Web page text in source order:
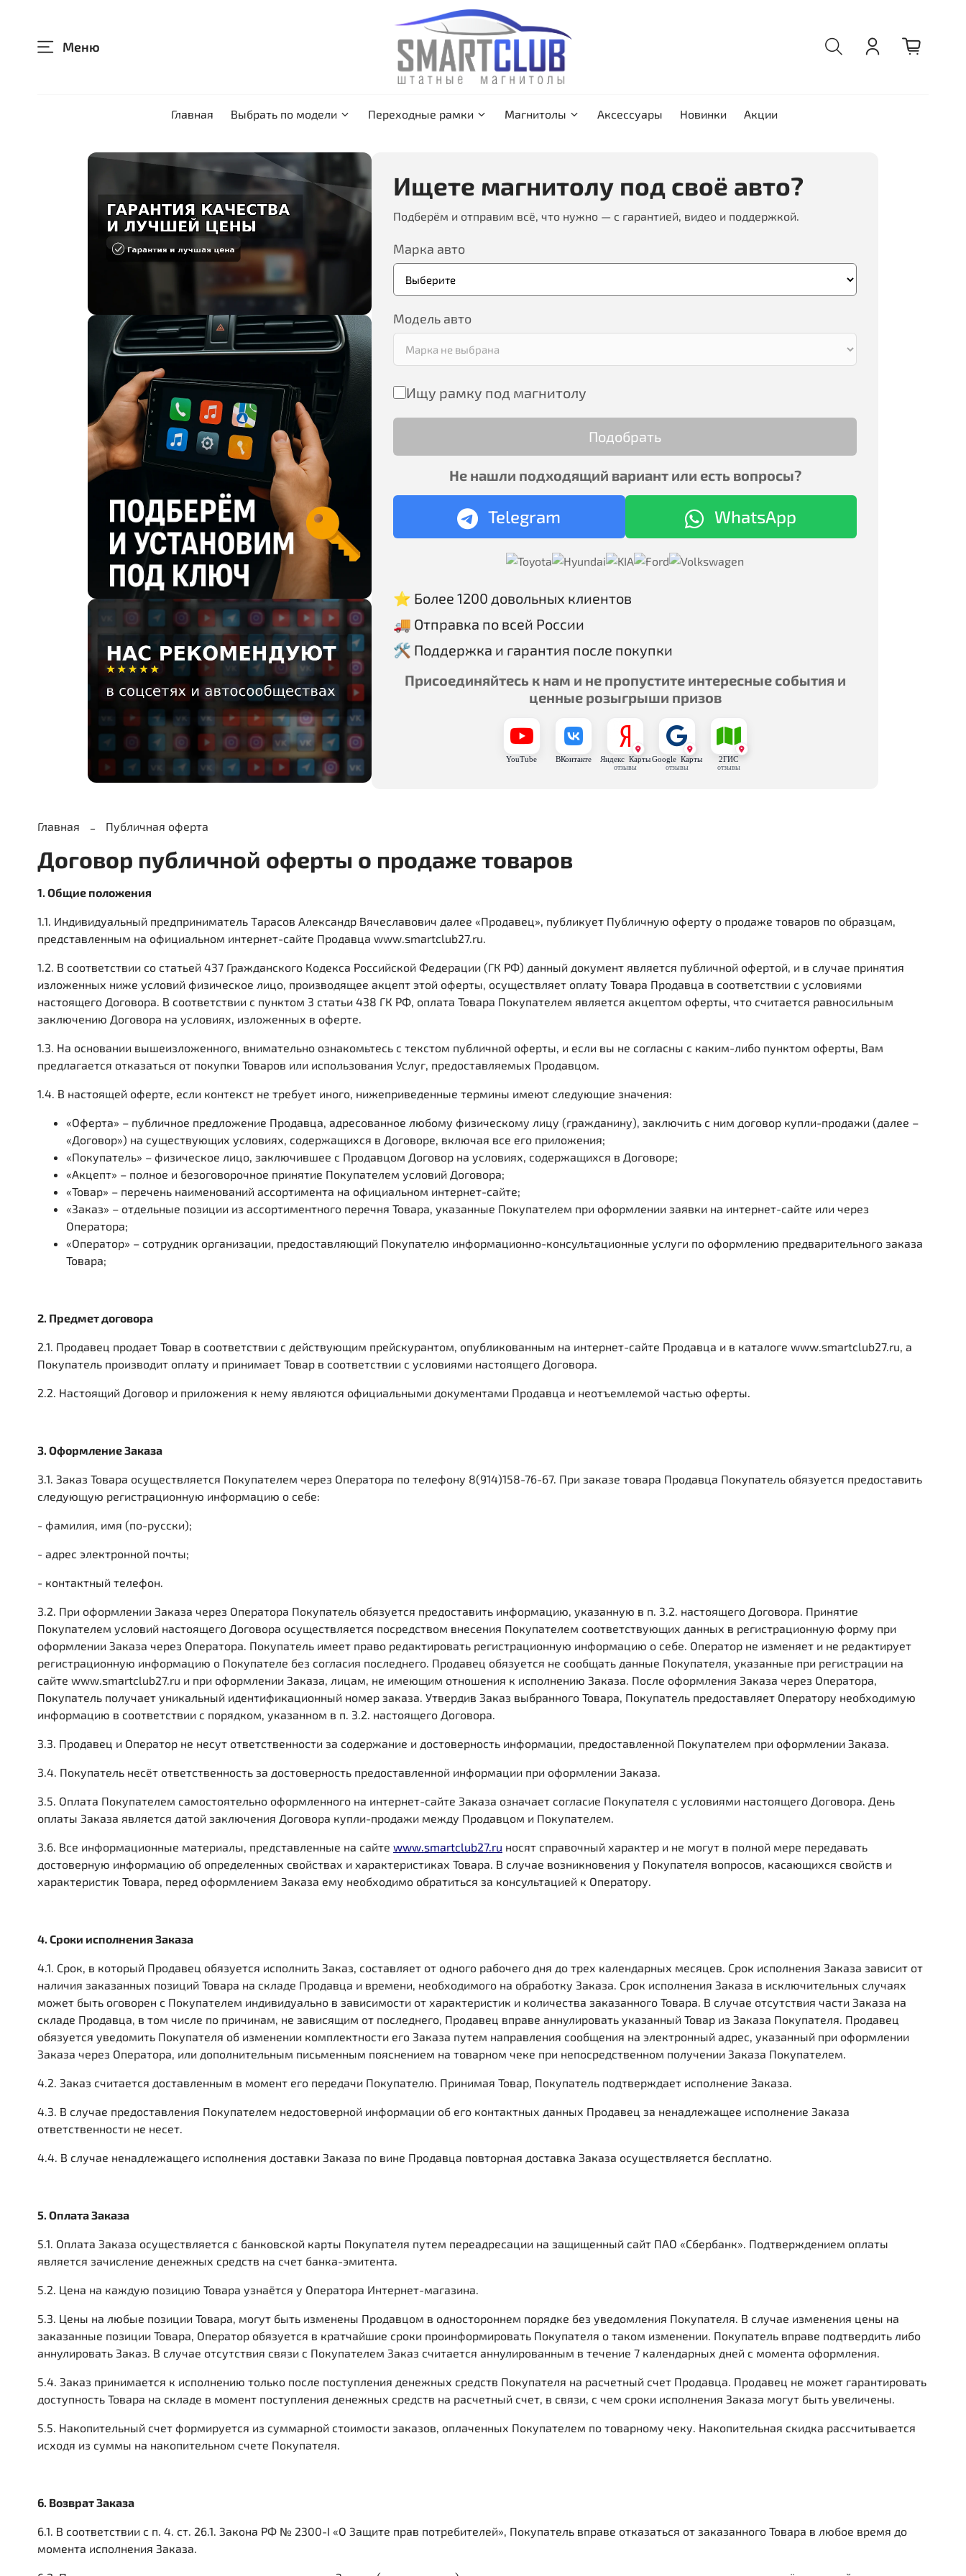
Меню
Главная Выбрать по модели Переходные рамки Магнитолы Аксессуары Новинки Акции
Ищете магнитолу под своё авто?
Подберём и отправим всё, что нужно — с гарантией, видео и поддержкой.
Марка авто
Модель авто
Ищу рамку под магнитолу
Подобрать
Не нашли подходящий вариант или есть вопросы?
Telegram WhatsApp
⭐ Более 1200 довольных клиентов
🚚 Отправка по всей России
🛠 Поддержка и гарантия после покупки
Присоединяйтесь к нам и не пропустите интересные события и
ценные розыгрыши призов
YouTube ВКонтакте Яндекс Карты
отзывы
Google Карты
отзывы
2ГИС
отзывы
Главная Публичная оферта
Договор публичной оферты о продаже товаров
1. Общие положения
1.1. Индивидуальный предприниматель Тарасов Александр Вячеславович далее «Продавец», публикует Публичную оферту о продаже товаров по образцам,
представленным на официальном интернет-сайте Продавца www.smartclub27.ru.
1.2. В соответствии со статьей 437 Гражданского Кодекса Российской Федерации (ГК РФ) данный документ является публичной офертой, и в случае принятия
изложенных ниже условий физическое лицо, производящее акцепт этой оферты, осуществляет оплату Товара Продавца в соответствии с условиями
настоящего Договора. В соответствии с пунктом 3 статьи 438 ГК РФ, оплата Товара Покупателем является акцептом оферты, что считается равносильным
заключению Договора на условиях, изложенных в оферте.
1.3. На основании вышеизложенного, внимательно ознакомьтесь с текстом публичной оферты, и если вы не согласны с каким-либо пунктом оферты, Вам
предлагается отказаться от покупки Товаров или использования Услуг, предоставляемых Продавцом.
1.4. В настоящей оферте, если контекст не требует иного, нижеприведенные термины имеют следующие значения:
«Оферта» – публичное предложение Продавца, адресованное любому физическому лицу (гражданину), заключить с ним договор купли-продажи (далее –
«Договор») на существующих условиях, содержащихся в Договоре, включая все его приложения;
«Покупатель» – физическое лицо, заключившее с Продавцом Договор на условиях, содержащихся в Договоре;
«Акцепт» – полное и безоговорочное принятие Покупателем условий Договора;
«Товар» – перечень наименований ассортимента на официальном интернет-сайте;
«Заказ» – отдельные позиции из ассортиментного перечня Товара, указанные Покупателем при оформлении заявки на интернет-сайте или через
Оператора;
«Оператор» – сотрудник организации, предоставляющий Покупателю информационно-консультационные услуги по оформлению предварительного заказа
Товара;
2. Предмет договора
2.1. Продавец продает Товар в соответствии с действующим прейскурантом, опубликованным на интернет-сайте Продавца и в каталоге www.smartclub27.ru, а
Покупатель производит оплату и принимает Товар в соответствии с условиями настоящего Договора.
2.2. Настоящий Договор и приложения к нему являются официальными документами Продавца и неотъемлемой частью оферты.
3. Оформление Заказа
3.1. Заказ Товара осуществляется Покупателем через Оператора по телефону 8(914)158-76-67. При заказе товара Продавца Покупатель обязуется предоставить
следующую регистрационную информацию о себе:
- фамилия, имя (по-русски);
- адрес электронной почты;
- контактный телефон.
3.2. При оформлении Заказа через Оператора Покупатель обязуется предоставить информацию, указанную в п. 3.2. настоящего Договора. Принятие
Покупателем условий настоящего Договора осуществляется посредством внесения Покупателем соответствующих данных в регистрационную форму при
оформлении Заказа через Оператора. Покупатель имеет право редактировать регистрационную информацию о себе. Оператор не изменяет и не редактирует
регистрационную информацию о Покупателе без согласия последнего. Продавец обязуется не сообщать данные Покупателя, указанные при регистрации на
сайте www.smartclub27.ru и при оформлении Заказа, лицам, не имеющим отношения к исполнению Заказа. После оформления Заказа через Оператора,
Покупатель получает уникальный идентификационный номер заказа. Утвердив Заказ выбранного Товара, Покупатель предоставляет Оператору необходимую
информацию в соответствии с порядком, указанном в п. 3.2. настоящего Договора.
3.3. Продавец и Оператор не несут ответственности за содержание и достоверность информации, предоставленной Покупателем при оформлении Заказа.
3.4. Покупатель несёт ответственность за достоверность предоставленной информации при оформлении Заказа.
3.5. Оплата Покупателем самостоятельно оформленного на интернет-сайте Заказа означает согласие Покупателя с условиями настоящего Договора. День
оплаты Заказа является датой заключения Договора купли-продажи между Продавцом и Покупателем.
3.6. Все информационные материалы, представленные на сайте www.smartclub27.ru носят справочный характер и не могут в полной мере передавать
достоверную информацию об определенных свойствах и характеристиках Товара. В случае возникновения у Покупателя вопросов, касающихся свойств и
характеристик Товара, перед оформлением Заказа ему необходимо обратиться за консультацией к Оператору.
4. Сроки исполнения Заказа
4.1. Срок, в который Продавец обязуется исполнить Заказ, составляет от одного рабочего дня до трех календарных месяцев. Срок исполнения Заказа зависит от
наличия заказанных позиций Товара на складе Продавца и времени, необходимого на обработку Заказа. Срок исполнения Заказа в исключительных случаях
может быть оговорен с Покупателем индивидуально в зависимости от характеристик и количества заказанного Товара. В случае отсутствия части Заказа на
складе Продавца, в том числе по причинам, не зависящим от последнего, Продавец вправе аннулировать указанный Товар из Заказа Покупателя. Продавец
обязуется уведомить Покупателя об изменении комплектности его Заказа путем направления сообщения на электронный адрес, указанный при оформлении
Заказа через Оператора, или дополнительным письменным пояснением на товарном чеке при непосредственном получении Заказа Покупателем.
4.2. Заказ считается доставленным в момент его передачи Покупателю. Принимая Товар, Покупатель подтверждает исполнение Заказа.
4.3. В случае предоставления Покупателем недостоверной информации об его контактных данных Продавец за ненадлежащее исполнение Заказа
ответственности не несет.
4.4. В случае ненадлежащего исполнения доставки Заказа по вине Продавца повторная доставка Заказа осуществляется бесплатно.
5. Оплата Заказа
5.1. Оплата Заказа осуществляется с банковской карты Покупателя путем переадресации на защищенный сайт ПАО «Сбербанк». Подтверждением оплаты
является зачисление денежных средств на счет банка-эмитента.
5.2. Цена на каждую позицию Товара узнаётся у Оператора Интернет-магазина.
5.3. Цены на любые позиции Товара, могут быть изменены Продавцом в одностороннем порядке без уведомления Покупателя. В случае изменения цены на
заказанные позиции Товара, Оператор обязуется в кратчайшие сроки проинформировать Покупателя о таком изменении. Покупатель вправе подтвердить либо
аннулировать Заказ. В случае отсутствия связи с Покупателем Заказ считается аннулированным в течение 7 календарных дней с момента оформления.
5.4. Заказ принимается к исполнению только после поступления денежных средств Покупателя на расчетный счет Продавца. Продавец не может гарантировать
доступность Товара на складе в момент поступления денежных средств на расчетный счет, в связи, с чем сроки исполнения Заказа могут быть увеличены.
5.5. Накопительный счет формируется из суммарной стоимости заказов, оплаченных Покупателем по товарному чеку. Накопительная скидка рассчитывается
исходя из суммы на накопительном счете Покупателя.
6. Возврат Заказа
6.1. В соответствии с п. 4. ст. 26.1. Закона РФ № 2300-I «О Защите прав потребителей», Покупатель вправе отказаться от заказанного Товара в любое время до
момента исполнения Заказа.